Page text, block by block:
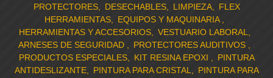
PROTECTORES
DESECHABLES LIMPIEZA
FLEX
HERRAMIENTAS
EQUIPOS Y MAQUINARIA
HERRAMIENTAS Y ACCESORIOS
VESTUARIO LABORAL
ARNESES DE SEGURIDAD
PROTECTORES AUDITIVOS
PRODUCTOS ESPECIALES
KIT RESINA EPOXI
PINTURA
ANTIDESLIZANTE
PINTURA PARA CRISTAL
PINTURA PARA